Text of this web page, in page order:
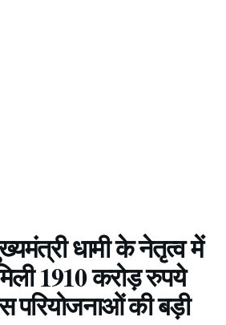
धामी के नेतृत्व में
1910 करोड़ रुपये
परियोजनाओं की बड़ी